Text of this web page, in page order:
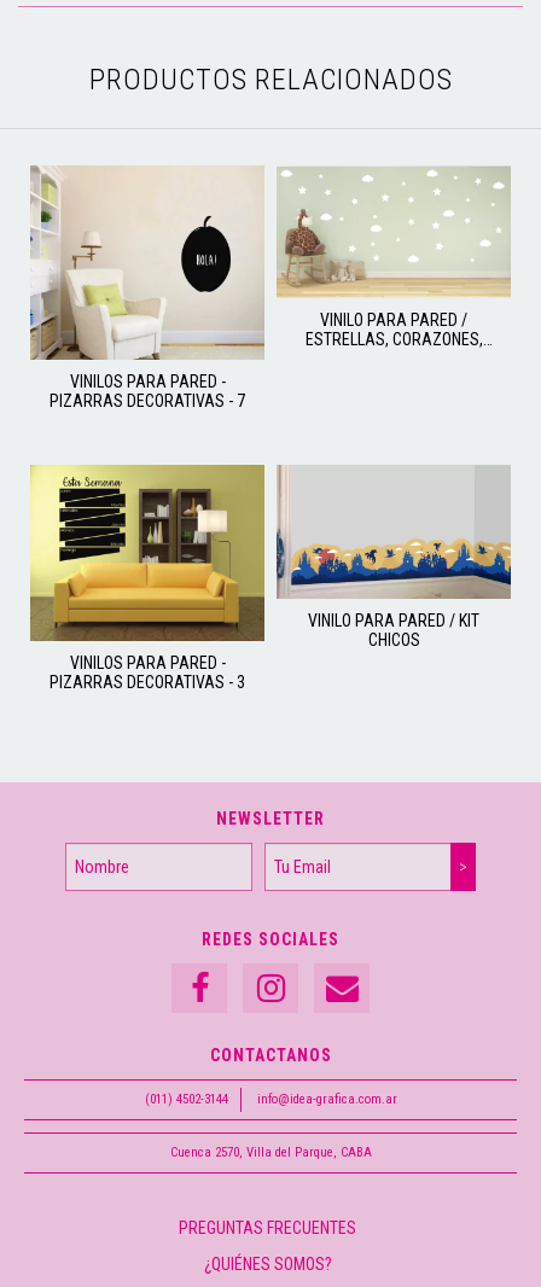
PRODUCTOS RELACIONADOS
VINILOS PARA PARED -
PIZARRAS DECORATIVAS - 7
VINILO PARA PARED /
ESTRELLAS, CORAZONES,
VINILOS PARA PARED -
PIZARRAS DECORATIVAS - 3
VINILO PARA PARED / KIT
CHICOS
NEWSLETTER
REDES SOCIALES
CONTACTANOS
(011) 4502-3144 info@idea-grafica.com.ar
Cuenca 2570, Villa del Parque, CABA
PREGUNTAS FRECUENTES
¿QUIÉNES SOMOS?